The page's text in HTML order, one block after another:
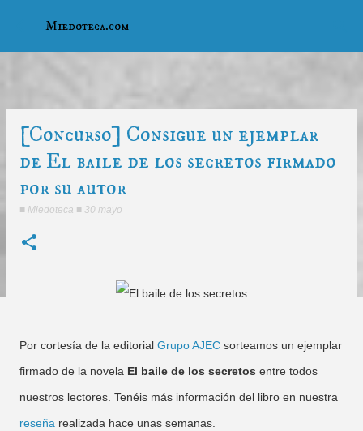
Miedoteca.com
[Concurso] Consigue un ejemplar
de El baile de los secretos firmado
por su autor
■ Miedoteca ■ 30 mayo
Por cortesía de la editorial Grupo AJEC sorteamos un ejemplar
firmado de la novela El baile de los secretos entre todos
nuestros lectores. Tenéis más información del libro en nuestra
reseña realizada hace unas semanas.